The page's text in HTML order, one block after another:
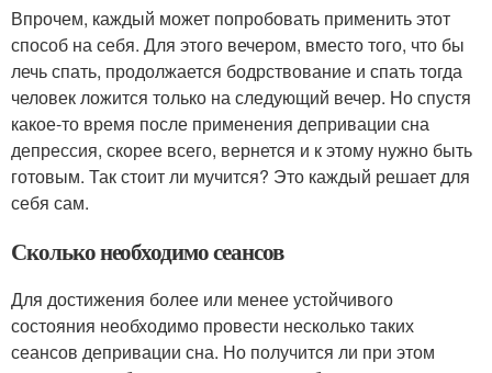
Впрочем, каждый может попробовать применить этот
способ на себя. Для этого вечером, вместо того, что бы
лечь спать, продолжается бодрствование и спать тогда
человек ложится только на следующий вечер. Но спустя
какое-то время после применения депривации сна
депрессия, скорее всего, вернется и к этому нужно быть
готовым. Так стоит ли мучится? Это каждый решает для
себя сам.
Сколько необходимо сеансов
Для достижения более или менее устойчивого
состояния необходимо провести несколько таких
сеансов депривации сна. Но получится ли при этом